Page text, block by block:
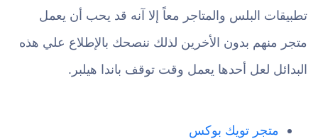
تطبيقات البلس والمتاجر معاً إلا آنه قد يحب أن يعمل
متجر منهم بدون الأخرين لذلك ننصحك بالإطلاع علي هذه
البدائل لعل أحدها يعمل وقت توقف باندا هيلبر.
متجر تويك بوكس